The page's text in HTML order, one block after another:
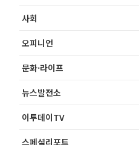
사회
오피니언
문화·라이프
뉴스발전소
이투데이TV
스페셜리포트